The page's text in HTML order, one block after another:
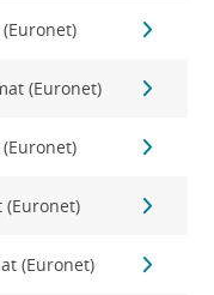
(Euronet)
(Euronet)
(Euronet)